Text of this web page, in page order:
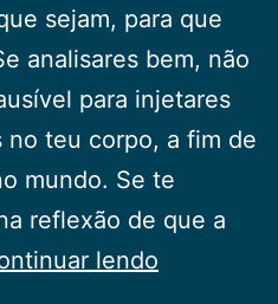
sejam, para que
analisares bem, não
para injetares
no teu corpo, a fim de
mundo. Se te
reflexão de que a
lendo